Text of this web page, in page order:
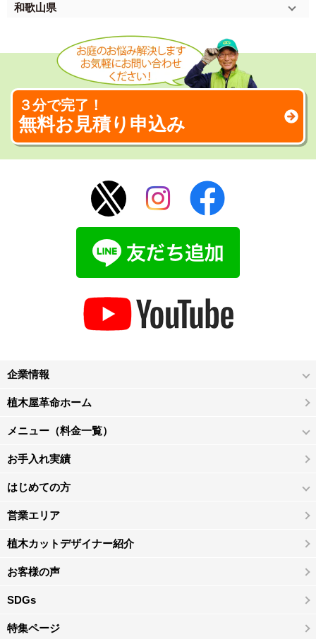
和歌山県
３分で完了！
無料お見積り申込み
企業情報
植木屋革命ホーム
メニュー（料金一覧）
お手入れ実績
はじめての方
営業エリア
植木カットデザイナー紹介
お客様の声
SDGs
特集ページ